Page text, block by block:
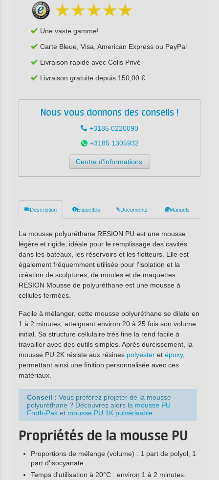
Une vaste gamme!
Carte Bleue, Visa, American Express ou PayPal
Livraison rapide avec Colis Privé
Livraison gratuite depuis 150,00 €
Nous vous donnons des conseils !
+3185 0220090
+3185 1305932
Centre d'informations
Description Étiquettes Documents Manuels
La mousse polyuréthane RESION PU est une mousse
légère et rigide, idéale pour le remplissage des cavités
dans les bateaux, les réservoirs et les flotteurs. Elle est
également fréquemment utilisée pour l'isolation et la
création de sculptures, de moules et de maquettes.
RESION Mousse de polyuréthane est une mousse à
cellules fermées.
Facile à mélanger, cette mousse polyuréthane se dilate en
1 à 2 minutes, atteignant environ 20 à 25 fois son volume
initial. Sa structure cellulaire très fine la rend facile à
travailler avec des outils simples. Après durcissement, la
mousse PU 2K résiste aux résines polyesteret époxy,
permettant ainsi une finition personnalisée avec ces
matériaux.
Conseil : Vous préférez projeter de la mousse
polyuréthane ? Découvrez alors la mousse PU
Froth-Paket mousse PU 1K pulvérisable.
Propriétés de la mousse PU
Proportions de mélange (volume) : 1 part de polyol, 1
part d'isocyanate
Temps d'utilisation à 20°C : environ 1 à 2 minutes.